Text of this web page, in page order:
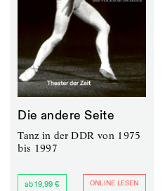
Die andere Seite
Tanz in der DDR von 1975
bis 1997
ab 19,99 € ONLINE LESEN